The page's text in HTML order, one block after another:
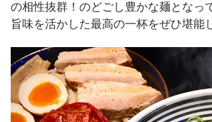
の相性抜群！のどごし豊かな麺となっ
旨味を活かした最高の一杯をぜひ堪能